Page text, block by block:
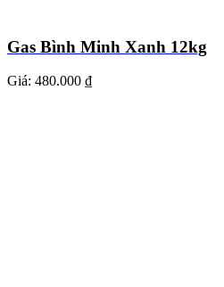
Gas Bình Minh Xanh 12kg
Giá: 480.000 ₫